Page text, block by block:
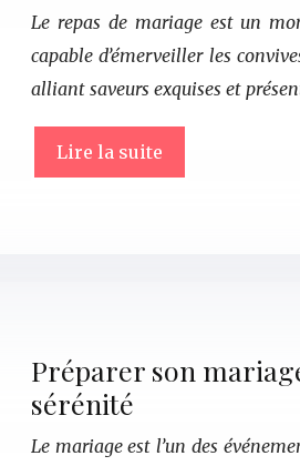
Le repas de mariage est un
capable d’émerveiller les
alliant saveurs exquises et
Lire la suite
Préparer son
sérénité
Le mariage est l’un des